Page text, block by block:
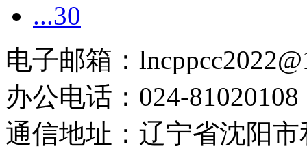
...30
电子邮箱：
办公电话：024-81020108
通信地址：辽宁省沈阳